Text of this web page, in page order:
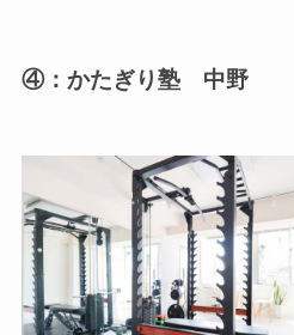
④：かたぎり塾 中野